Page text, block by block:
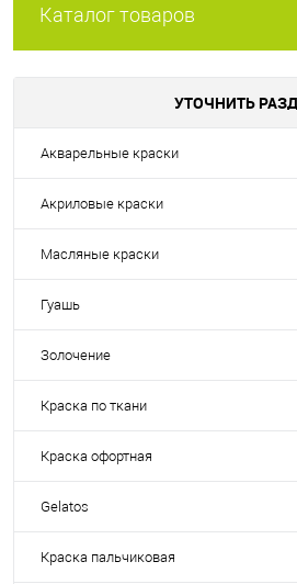
Каталог товаров
УТОЧНИТЬ
Акварельные краски
Акриловые краски
Масляные краски
Гуашь
Золочение
Краска по ткани
Краска офортная
Gelatos
Краска пальчиковая